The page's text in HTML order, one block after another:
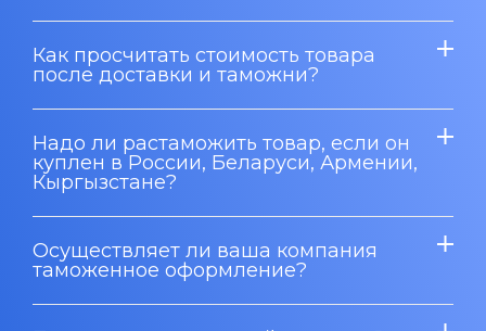
Как просчитать стоимость товара
после доставки и таможни?
Надо ли растаможить товар, если он
куплен в России, Беларуси, Армении,
Кыргызстане?
Осуществляет ли ваша компания
таможенное оформление?